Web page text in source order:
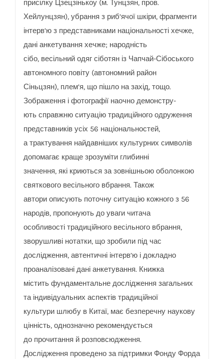
присілку Цзецзінькоу (м. Тунцзян, пров.
Хейлунцзян), убрання з риб’ячої шкіри, фрагменти
інтерв’ю з представниками національності хечже,
дані анкетування хечже; народність
сібо, весільний одяг сіботян із Чапчай-Сібоського
автономного повіту (автономний район
Сіньцзян), плем’я, що пішло на захід, тощо.
Зображення і фотографії наочно демонстру-
ють справжню ситуацію традиційного одруження
представників усіх 56 національностей,
а трактування найдавніших культурних символів
допомагає краще зрозуміти глибинні
значення, які криються за зовнішньою оболонкою
святкового весільного вбрання. Також
автори описують поточну ситуацію кожного з 56
народів, пропонують до уваги читача
особливості традиційного весільного вбрання,
зворушливі нотатки, що зробили під час
дослідження, автентичні інтерв’ю і докладно
проаналізовані дані анкетування. Книжка
містить фундаментальне дослідження загальних
та індивідуальних аспектів традиційної
культури шлюбу в Китаї, має безперечну наукову
цінність, однозначно рекомендується
до прочитання й розповсюдження.
Дослідження проведено за підтримки Фонду Форда